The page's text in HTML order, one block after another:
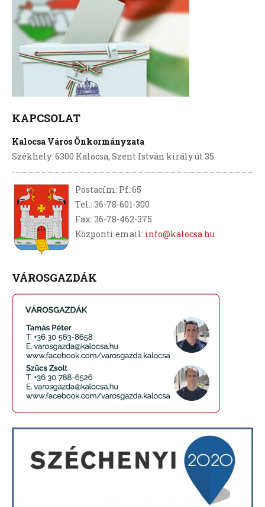
KAPCSOLAT
Kalocsa Város Önkormányzata
Székhely: 6300 Kalocsa, Szent István király út 35.
Postacím: Pf.:65
Tel.: 36-78-601-300
Fax: 36-78-462-375
Központi email: info@kalocsa.hu
VÁROSGAZDÁK